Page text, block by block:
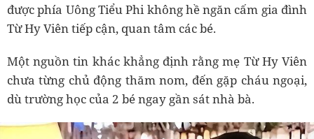
được phía Uông Tiểu Phi không hề ngăn cấm gia đình
Từ Hy Viên tiếp cận, quan tâm các bé.
Một nguồn tin khác khẳng định rằng mẹ Từ Hy Viên
chưa từng chủ động thăm nom, đến gặp cháu ngoại,
dù trường học của 2 bé ngay gần sát nhà bà.